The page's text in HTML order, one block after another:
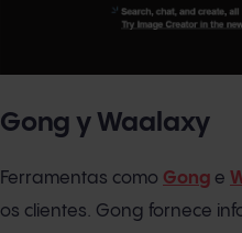
Gong y Waalaxy
Ferramentas como Gong e
os clientes. Gong fornece